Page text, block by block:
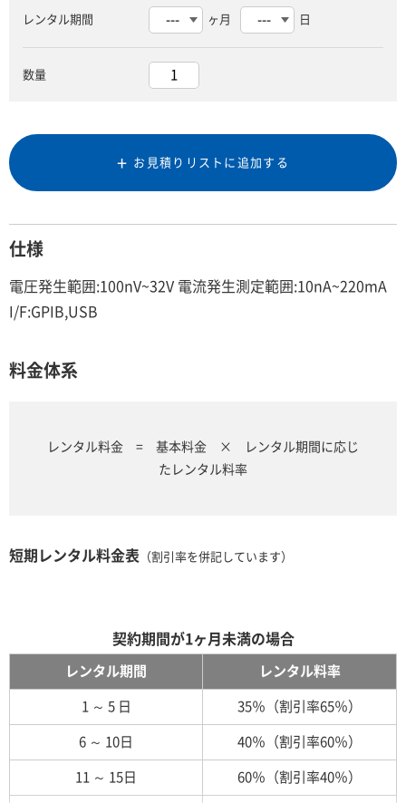
レンタル期間 ヶ月 日
数量
お見積りリストに追加する
仕様
電圧発生範囲:100nV~32V 電流発生測定範囲:10nA~220mA
I/F:GPIB,USB
料金体系
レンタル料金 = 基本料金 × レンタル期間に応じ
たレンタル料率
短期レンタル料金表 （割引率を併記しています）
契約期間が1ヶ月未満の場合
レンタル期間 レンタル料率
1 ～ 5 日 35％（割引率65％）
6 ～ 10日 40％（割引率60％）
11 ～ 15日 60％（割引率40％）